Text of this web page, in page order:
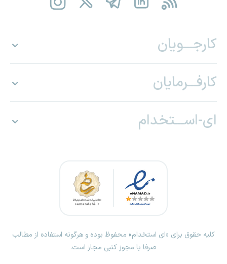
کارجـــویان
کارفـــرمایان
ای-اســـتخدام
کلیه حقوق برای «ای استخدام» محفوظ بوده و هرگونه استفاده از مطالب
صرفا با مجوز کتبی مجاز است.